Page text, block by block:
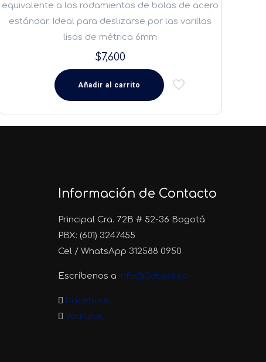
equivalente a los rodamientos de bolas de acero
estándar. Ideal para deslizarse por las varillas
lisas de métrica 6mm
$7,600
Añadir al carrito
Información de Contacto
Principal Cra. 72B # 52-36 Bogotá
PBX: (601) 3247455
Cel / WhatsApp 312588 0950
Escríbenos a info@3dbots.co
Facebook
Youtube